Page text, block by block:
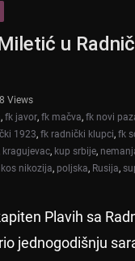
u
Views
, fk javor, fk mačva, fk novi
1923, fk radnički klupci, fk
kragujevac, kup srbije,
nikozija, poljska, Rusija,
Plavih sa
jednogodišnju